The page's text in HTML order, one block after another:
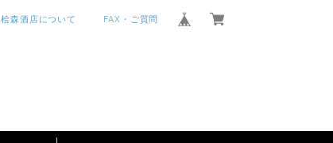
桧森酒店について FAX・ご質問